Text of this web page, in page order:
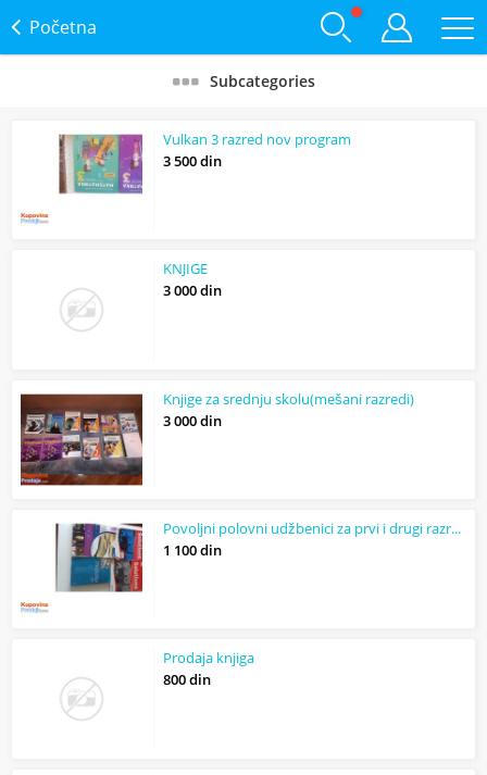
Početna
Subcategories
Vulkan 3 razred nov program
3 500 din
KNJIGE
3 000 din
Knjige za srednju skolu(mešani razredi)
3 000 din
Povoljni polovni udžbenici za prvi i drugi razred gimnazije
1 100 din
Prodaja knjiga
800 din